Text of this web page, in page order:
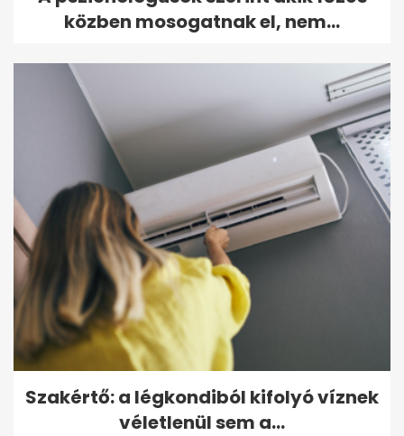
közben mosogatnak el, nem...
Szakértő: a légkondiból kifolyó víznek
véletlenül sem a...